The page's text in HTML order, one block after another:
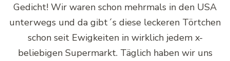
Gedicht! Wir waren schon mehrmals in den USA
unterwegs und da gibt´s diese leckeren Törtchen
schon seit Ewigkeiten in wirklich jedem x-
beliebigen Supermarkt. Täglich haben wir uns